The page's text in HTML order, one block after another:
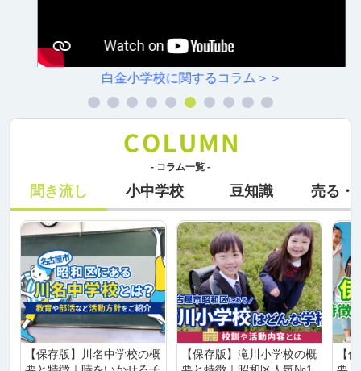
白金小学校に関するコラム＞＞
- コラム一覧 -
聞き流し 小中学校 豆知識 売る・
【保存版】川名中学校の概
【保存版】滝川小学校の概
【